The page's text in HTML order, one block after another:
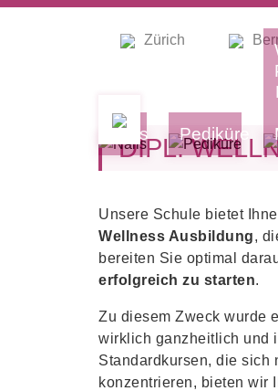
Zürich
Nails Pediküre
DIPL.
Unsere Schule bietet
Wellness Ausbildung,
bereiten Sie optimal
erfolgreich zu starten.
Zu diesem Zweck wurde
wirklich ganzheitlich und
Standardkursen, die sich
konzentrieren, bieten wir